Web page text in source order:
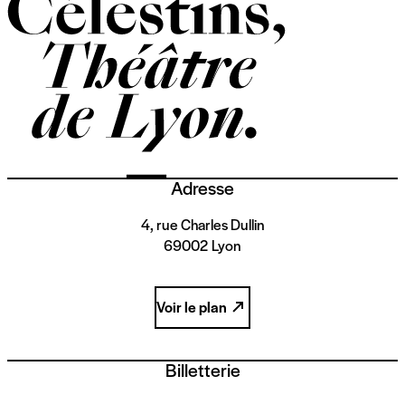
Adresse
4, rue Charles Dullin
69002 Lyon
Voir le plan
Billetterie